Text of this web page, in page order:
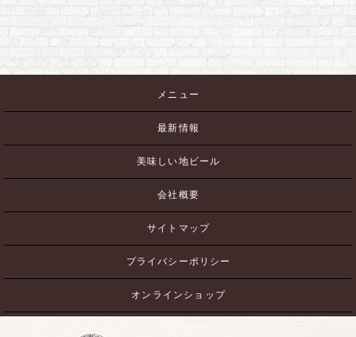
メニュー
最新情報
美味しい地ビール
会社概要
サイトマップ
プライバシーポリシー
オンラインショップ